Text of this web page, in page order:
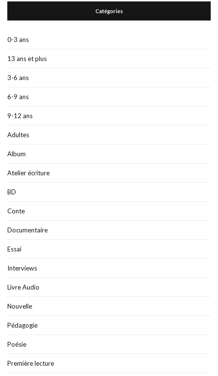
Catégories
0-3 ans
13 ans et plus
3-6 ans
6-9 ans
9-12 ans
Adultes
Album
Atelier écriture
BD
Conte
Documentaire
Essai
Interviews
Livre Audio
Nouvelle
Pédagogie
Poésie
Première lecture